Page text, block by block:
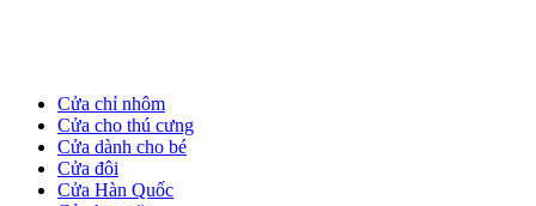
Cửa gỗ Carbon
Cửa chỉ nhôm
Cửa cho thú cưng
Cửa dành cho bé
Cửa đôi
Cửa Hàn Quốc